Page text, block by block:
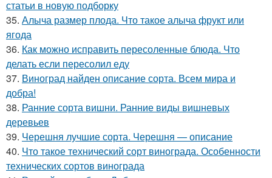
статьи в новую подборку
35. Алыча размер плода. Что такое алыча фрукт или
ягода
36. Как можно исправить пересоленные блюда. Что
делать если пересолил еду
37. Виноград найден описание сорта. Всем мира и
добра!
38. Ранние сорта вишни. Ранние виды вишневых
деревьев
39. Черешня лучшие сорта. Черешня — описание
40. Что такое технический сорт винограда. Особенности
технических сортов винограда